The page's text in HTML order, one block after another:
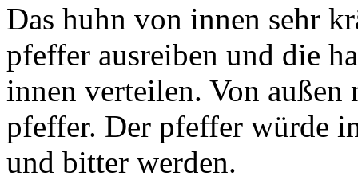
Das huhn von innen sehr
pfeffer ausreiben und die
innen verteilen. Von
pfeffer. Der pfeffer würde
und bitter werden.